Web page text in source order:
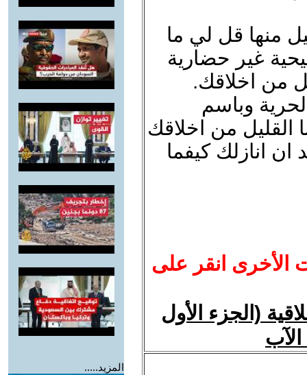
منها قل لي ما
غير حضارية
من اخلاقك.
وباسم
القليل من اخلاقك
انازلك كيفما
الأخرى انقر على
(الجزء الأول
المزيد.....